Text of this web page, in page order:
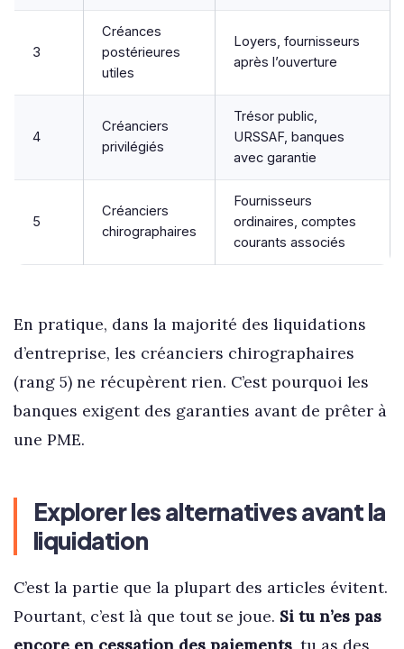
3
Créances
postérieures
utiles
Loyers, fournisseurs
après l’ouverture
4
Créanciers
privilégiés
Trésor public,
URSSAF, banques
avec garantie
5
Créanciers
chirographaires
Fournisseurs
ordinaires, comptes
courants associés
En pratique, dans la majorité des liquidations
d’entreprise, les créanciers chirographaires
(rang 5) ne récupèrent rien. C’est pourquoi les
banques exigent des garanties avant de prêter à
une PME.
Explorer les alternatives avant la
liquidation
C’est la partie que la plupart des articles évitent.
Pourtant, c’est là que tout se joue. Si tu n’es pas